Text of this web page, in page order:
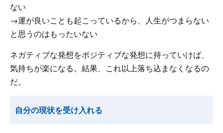
ない
→運が良いことも起こっているから、人生がつまらない
と思うのはもったいない
ネガティブな発想をポジティブな発想に持っていけば、
気持ちが楽になる。結果、これ以上落ち込まなくなるの
だ。
自分の現状を受け入れる